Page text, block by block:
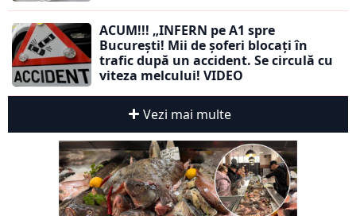
ACUM!!! „INFERN pe A1 spre
București! Mii de șoferi blocați în
trafic după un accident. Se circulă cu
viteza melcului! VIDEO
Vezi mai multe